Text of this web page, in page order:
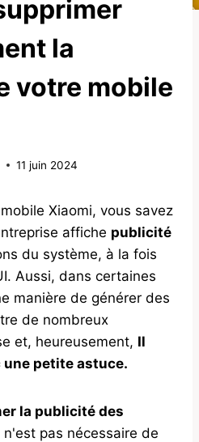
la
votre mobile
11 juin 2024
Xiaomi, vous savez
affiche publicité
du système, à la fois
Aussi, dans certaines
manière de générer des
de nombreux
et, heureusement, Il
petite astuce.
la publicité des
n'est pas nécessaire de